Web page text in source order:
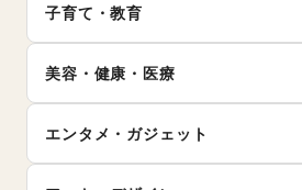
バッグ・革小物
ファッション雑貨
和服・着物
古着
その他ファッション
食材・調味料
物産展・マルシェ
キッチンカー・移動販売
野菜・果物・生鮮食品
その他フード・飲食
手芸・ハンドメイド
花・盆栽・ドライフラワー
犬・猫・ペット
日用雑貨
食器・陶磁器
その他インテリア・生活雑貨
ハウスクリーニング・家事代行
定期宅配
リサイクル雑貨・古本
冠婚葬祭
資格・習い事
リフォーム
保険
銀行
住宅ローン
証券・FX
不動産投資
その他金融サービス
子育て・教育
ランドセル
学習教材・通信教育
子供向け教室・レッスン
塾・家庭教師
おもちゃ・絵本
美容・健康・医療
ダイエット・健康グッズ
美容・コスメ・香水
ヘアケア・シャンプー
エンタメ・ガジェット